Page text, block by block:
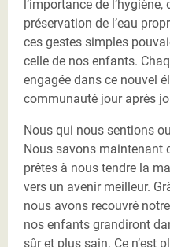
l’importance de
préservation de l’eau
ces gestes simples
celle de nos enfants.
engagée dans ce nouvel
communauté jour après
Nous qui nous sentions
Nous savons maintenant
prêtes à nous tendre la
vers un avenir meilleur.
nous avons recouvré
nos enfants grandiront
sûr et plus sain. Ce n’est